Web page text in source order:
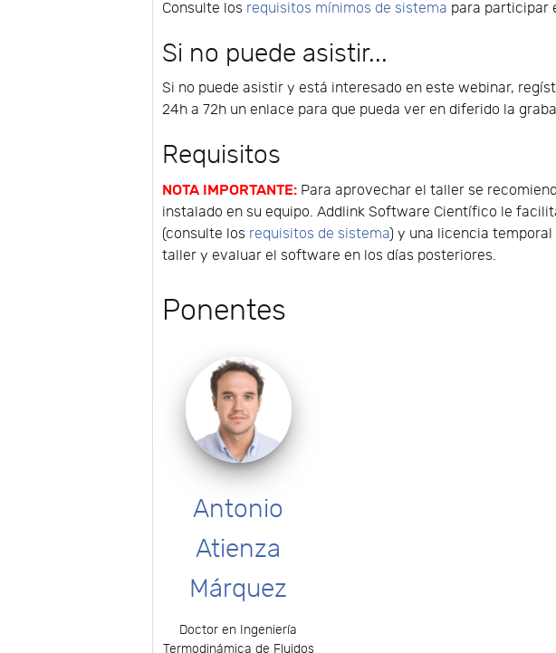
Consulte los requisitos mínimos de sistema para participar
Si no puede asistir...
Si no puede asistir y está interesado en este webinar,
24h a 72h un enlace para que pueda ver en diferido la
Requisitos
NOTA IMPORTANTE: Para aprovechar el taller se
instalado en su equipo. Addlink Software Científico le
(consulte los requisitos de sistema) y una licencia
taller y evaluar el software en los días posteriores.
Ponentes
Antonio
Atienza
Márquez
Doctor en Ingeniería
Termodinámica de Fluidos